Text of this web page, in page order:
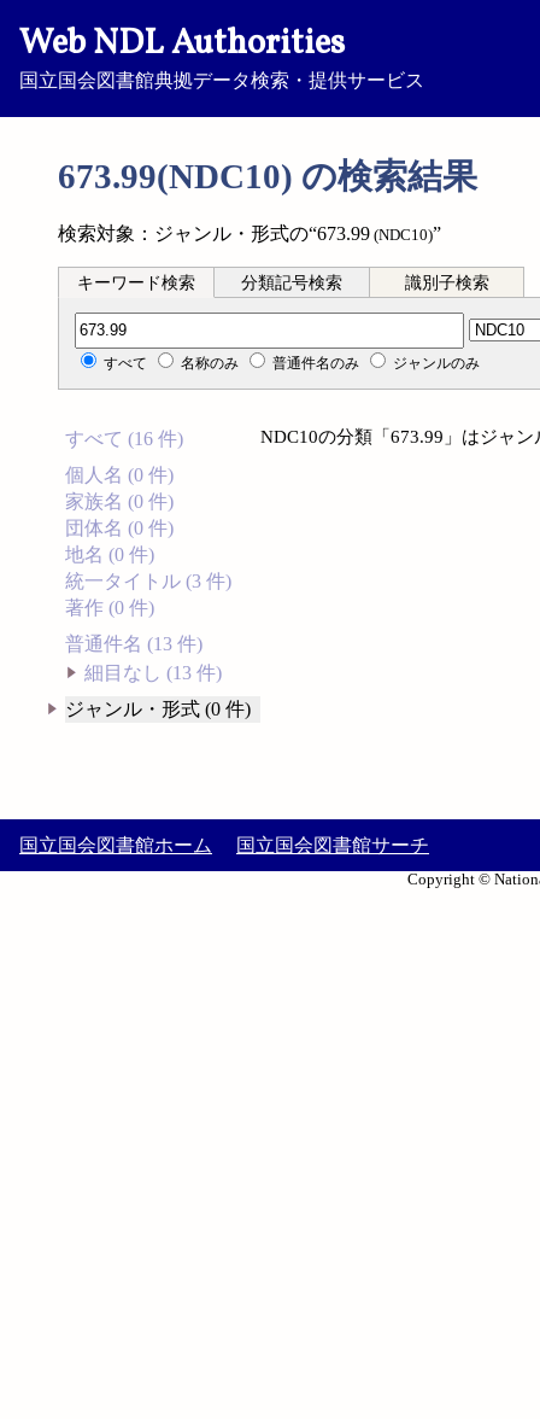
Web NDL Authorities
国立国会図書館典拠データ検索・提供サービス
673.99(NDC10) の検索結果
検索対象：ジャンル・形式の“673.99 (NDC10)”
キーワード検索 分類記号検索 識別子検索
分類記号検索
すべて 名称のみ 普通件名のみ ジャンルのみ
すべて (16 件)
個人名 (0 件)
家族名 (0 件)
団体名 (0 件)
地名 (0 件)
統一タイトル (3 件)
著作 (0 件)
普通件名 (13 件)
細目なし (13 件)
ジャンル・形式 (0 件)
NDC10の分類「673.99」はジャ
国立国会図書館ホーム 国立国会図書館サーチ
Copyright ©